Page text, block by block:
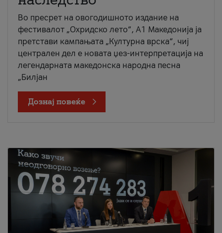
Во пресрет на овогодишното издание на
фестивалот „Охридско лето“, А1 Македонија ја
претстави кампањата „Културна врска“, чиј
централен дел е новата џез-интерпретација на
легендарната македонска народна песна
„Билјан
Дознај повеќе